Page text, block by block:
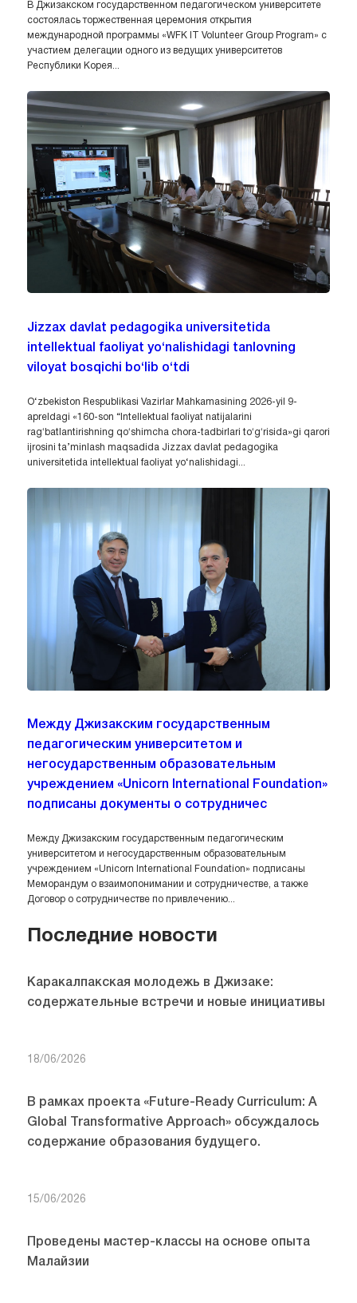
В Джизакском государственном педагогическом университете
состоялась торжественная церемония открытия
международной программы «WFK IT Volunteer Group Program» с
участием делегации одного из ведущих университетов
Республики Корея...
Jizzax davlat pedagogika universitetida
intellektual faoliyat yo‘nalishidagi tanlovning
viloyat bosqichi bo‘lib o‘tdi
O‘zbekiston Respublikasi Vazirlar Mahkamasining 2026-yil 9-
apreldagi «160-son “Intellektual faoliyat natijalarini
ragʻbatlantirishning qoʻshimcha chora-tadbirlari toʻgʻrisida»gi qarori
ijrosini ta’minlash maqsadida Jizzax davlat pedagogika
universitetida intellektual faoliyat yo‘nalishidagi...
Между Джизакским государственным
педагогическим университетом и
негосударственным образовательным
учреждением «Unicorn International Foundation»
подписаны документы о сотрудничес
Между Джизакским государственным педагогическим
университетом и негосударственным образовательным
учреждением «Unicorn International Foundation» подписаны
Меморандум о взаимопонимании и сотрудничестве, а также
Договор о сотрудничестве по привлечению...
Последние новости
Каракалпакская молодежь в Джизаке:
содержательные встречи и новые инициативы
18/06/2026
В рамках проекта «Future-Ready Curriculum: A
Global Transformative Approach» обсуждалось
содержание образования будущего.
15/06/2026
Проведены мастер-классы на основе опыта
Малайзии